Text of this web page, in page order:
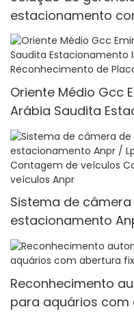
estacionamento
de
Oriente Médio Gcc
Arábia Saudita
Câmera
Estrada Anpr Itc
Sistema de
estacionamento
Hd Cctv Contagem
Contador de
Reconhecimento
para aquários com